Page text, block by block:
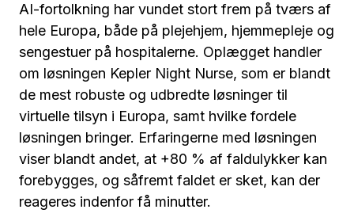
AI-fortolkning har vundet stort frem på tværs af
hele Europa, både på plejehjem, hjemmepleje og
sengestuer på hospitalerne. Oplægget handler
om løsningen Kepler Night Nurse, som er blandt
de mest robuste og udbredte løsninger til
virtuelle tilsyn i Europa, samt hvilke fordele
løsningen bringer. Erfaringerne med løsningen
viser blandt andet, at +80 % af faldulykker kan
forebygges, og såfremt faldet er sket, kan der
reageres indenfor få minutter.